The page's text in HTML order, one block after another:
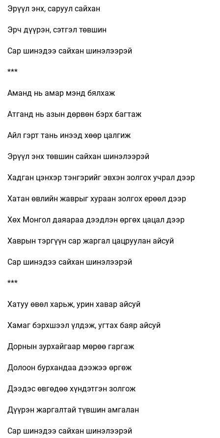
Эрүүл энх, саруул сайхан
Эрч дүүрэн, сэтгэл төвшин
Сар шинэдээ сайхан шинэлээрэй
***
Аманд нь амар мэнд бялхаж
Атганд нь азын дөрвөн бэрх багтаж
Айл гэрт тань инээд хөөр цалгиж
Эрүүл энх төвшин сайхан шинэлээрэй
Хадган цэнхэр тэнгэрийг эвхэн золгох учрал дээр
Хатан өвлийн жаврыг хураан золгох ерөөл дээр
Хөх Монгол даяараа дээдлэн өргөх цацал дээр
Хаврын тэргүүн сар жаргал цацруулан айсуй
Сар шинэдээ сайхан шинэлээрэй
***
Хатуу өвөл харьж, урин хавар айсуй
Хамаг бэрхшээл үлдэж, угтах баяр айсуй
Дорнын зурхайгаар мөрөө гаргаж
Долоон бурхандаа дээжээ өргөж
Дээдэс өвгөдөө хүндэтгэн золгож
Дүүрэн жаргалтай түвшин амгалан
Сар шинэдээ сайхан шинэлээрэй